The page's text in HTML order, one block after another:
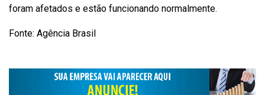
foram afetados e estão funcionando normalmente.
Fonte: Agência Brasil